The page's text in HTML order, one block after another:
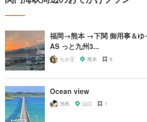
福岡→熊本 →下関 御用事＆ゆ
AS っと九州3...
ちか王 熊本 6
Ocean view
池島 山口 1